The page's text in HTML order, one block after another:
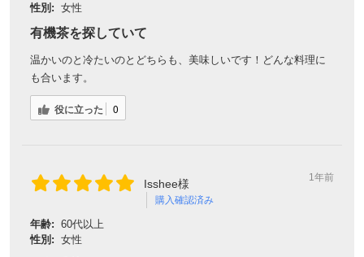
性別: 女性
有機茶を探していて
温かいのと冷たいのとどちらも、美味しいです！どんな料理に
も合います。
役に立った 0
Isshee様
購入確認済み
1年前
年齢: 60代以上
性別: 女性